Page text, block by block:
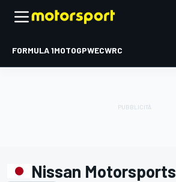
FORMULA 1MOTOGPWECWRC
Nissan Motorsports